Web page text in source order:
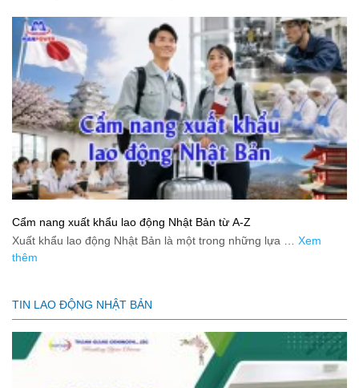
Cẩm nang xuất khẩu lao động Nhật Bản từ A-Z
Xuất khẩu lao động Nhật Bản là một trong những lựa … Xem
thêm
TIN LAO ĐỘNG NHẬT BẢN